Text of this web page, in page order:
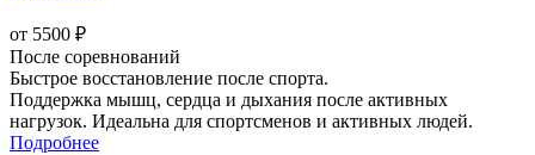
от 5500 ₽
После соревнований
Быстрое восстановление после спорта.
Поддержка мышц, сердца и дыхания после активных
нагрузок. Идеальна для спортсменов и активных людей.
Подробнее